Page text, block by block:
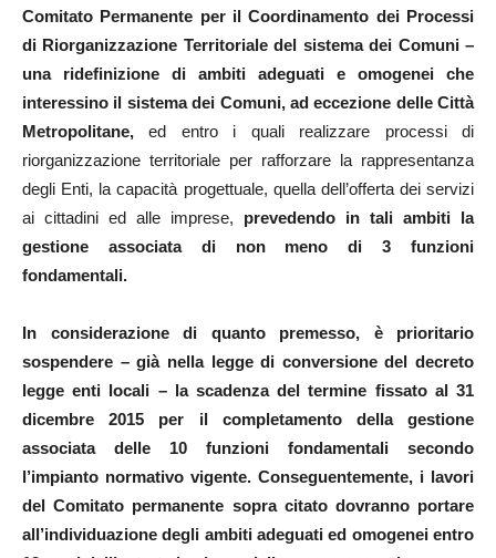
Comitato Permanente per il Coordinamento dei Processi
di Riorganizzazione Territoriale del sistema dei Comuni –
una ridefinizione di ambiti adeguati e omogenei che
interessino il sistema dei Comuni, ad eccezione delle Città
Metropolitane,ed entro i quali realizzare processi di
riorganizzazione territoriale per rafforzare la rappresentanza
degli Enti, la capacità progettuale, quella dell’offerta dei servizi
ai cittadini ed alle imprese, prevedendo in tali ambiti la
gestione associata di non meno di 3 funzioni
fondamentali.
In considerazione di quanto premesso, è prioritario
sospendere – già nella legge di conversione del decreto
legge enti locali – la scadenza del termine fissato al 31
dicembre 2015 per il completamento della gestione
associata delle 10 funzioni fondamentali secondo
l’impianto normativo vigente. Conseguentemente, i lavori
del Comitato permanente sopra citato dovranno portare
all’individuazione degli ambiti adeguati ed omogenei entro